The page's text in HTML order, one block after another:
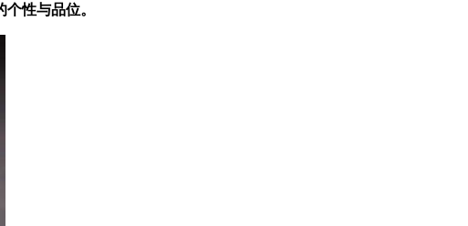
性与品位。